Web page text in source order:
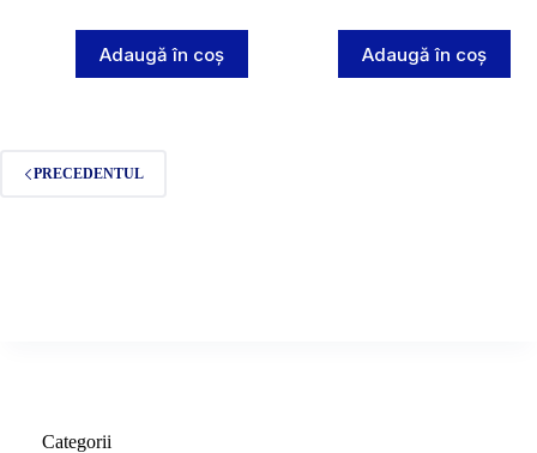
Adaugă în coș Adaugă în coș
PRECEDENTUL
Categorii